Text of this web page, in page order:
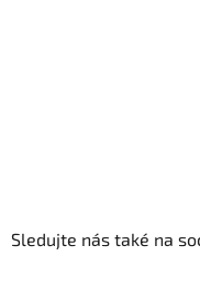
Sledujte nás také na